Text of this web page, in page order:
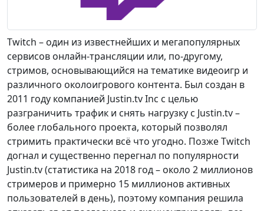
Twitch – один из известнейших и мегапопулярных
сервисов онлайн-трансляции или, по-другому,
стримов, основывающийся на тематике видеоигр и
различного околоигрового контента. Был создан в
2011 году компанией Justin.tv Inc с целью
разграничить трафик и снять нагрузку с Justin.tv –
более глобального проекта, который позволял
стримить практически всё что угодно. Позже Twitch
догнал и существенно перегнал по популярности
Justin.tv (статистика на 2018 год – около 2 миллионов
стримеров и примерно 15 миллионов активных
пользователей в день), поэтому компания решила